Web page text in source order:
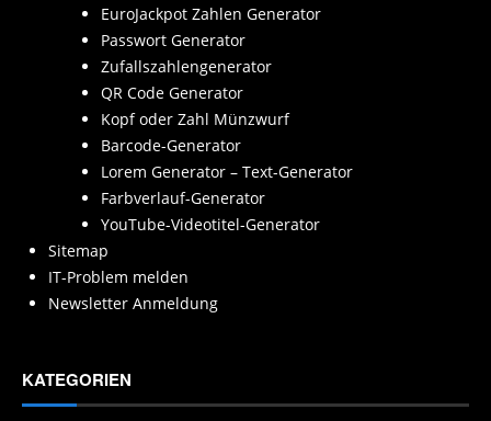
EuroJackpot Zahlen Generator
Passwort Generator
Zufallszahlengenerator
QR Code Generator
Kopf oder Zahl Münzwurf
Barcode-Generator
Lorem Generator – Text-Generator
Farbverlauf-Generator
YouTube-Videotitel-Generator
Sitemap
IT-Problem melden
Newsletter Anmeldung
KATEGORIEN